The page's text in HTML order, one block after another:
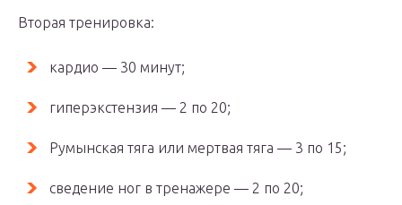
Вторая тренировка:
кардио — 30 минут;
гиперэкстензия — 2 по 20;
Румынская тяга или мертвая тяга — 3 по 15;
сведение ног в тренажере — 2 по 20;